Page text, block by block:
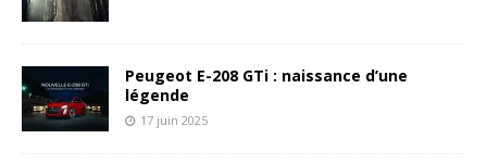
Peugeot E-208 GTi : naissance d’une
légende
17 juin 2025